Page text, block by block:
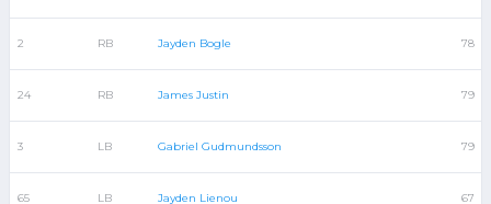
2 RB Jayden Bogle 78
24 RB James Justin 79
3 LB Gabriel Gudmundsson 79
65 LB Jayden Lienou 67